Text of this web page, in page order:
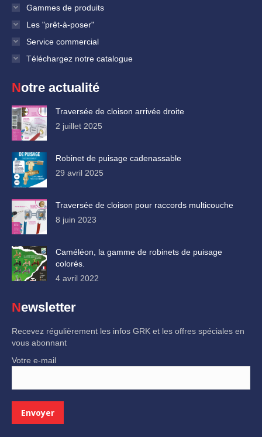
Gammes de produits
Les "prêt-à-poser"
Service commercial
Téléchargez notre catalogue
Notre actualité
Traversée de cloison arrivée droite
2 juillet 2025
Robinet de puisage cadenassable
29 avril 2025
Traversée de cloison pour raccords multicouche
8 juin 2023
Caméléon, la gamme de robinets de puisage
colorés.
4 avril 2022
Newsletter
Recevez régulièrement les infos GRK et les offres spéciales en
vous abonnant
Votre e-mail